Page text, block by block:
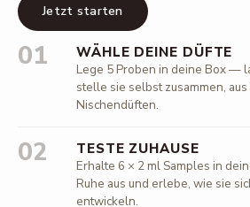
Jetzt starten
01 WÄHLE DEINE DÜFTE
Lege 5 Proben in deine Box —
stelle sie selbst zusammen,
Nischendüften.
02 TESTE ZUHAUSE
Erhalte 6 × 2 ml Samples in
Ruhe aus und erlebe, wie sie
entwickeln.